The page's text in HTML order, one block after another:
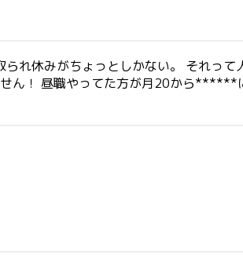
られ休みがちょっとしかない。 それ
ん！ 昼職やってた方が月20から